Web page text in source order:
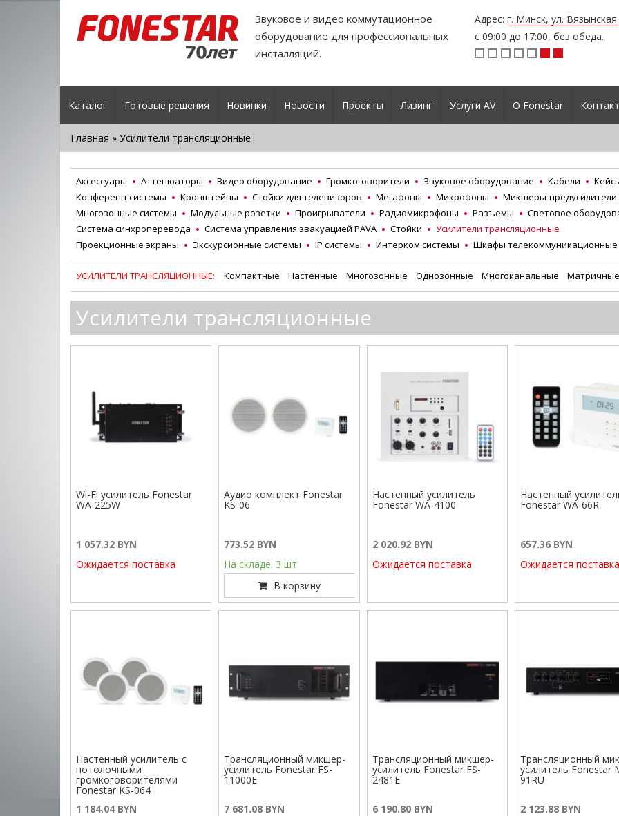
Звуковое и видео коммутационное
оборудование для профессиональных
инсталляций.
Адрес: г. Минск, ул.
с 09:00 до 17:00, без обеда.
Каталог Готовые решения Новинки Новости Проекты Лизинг Услуги AV О Fonestar
Главная » Усилители трансляционные
Аксессуары Аттенюаторы Видео оборудование Громкоговорители Звуковое оборудование Кабели
Конференц-системы
Кронштейны Стойки для телевизоров Мегафоны Микрофоны
Микшеры-предусилители
Многозонные системы
Модульные розетки Проигрыватели Радиомикрофоны Разъемы
Световое
Система синхроперевода
Система управления эвакуацией PAVA Стойки
Усилители трансляционные
Проекционные экраны
Экскурсионные системы IP системы Интерком системы Шкафы телекоммуникационные
УСИЛИТЕЛИ ТРАНСЛЯЦИОННЫЕ: Компактные Настенные Многозонные Однозонные Многоканальные Матричные
Усилители трансляционные
Wi-Fi усилитель Fonestar
WA-225W
1 057.32 BYN
Ожидается поставка
Аудио комплект Fonestar
KS-06
773.52 BYN
На складе: 3 шт.
В корзину
Настенный усилитель
Fonestar WA-4100
2 020.92 BYN
Ожидается поставка
Настенный
Fonestar WA-66R
657.36 BYN
Ожидается
Настенный усилитель с
потолочными
громкоговорителями
Fonestar KS-064
1 184.04 BYN
Трансляционный микшер-
усилитель Fonestar FS-
11000E
7 681.08 BYN
Трансляционный микшер-
усилитель Fonestar FS-
2481E
6 190.80 BYN
Трансляционный
усилитель Fonestar
91RU
2 123.88 BYN